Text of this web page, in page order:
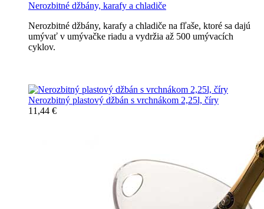
Nerozbitné džbány, karafy a chladiče
Nerozbitné džbány, karafy a chladiče na fľaše, ktoré sa dajú
umývať v umývačke riadu a vydržia až 500 umývacích
cyklov.
Nerozbitný plastový džbán s vrchnákom 2,25l, číry
11,44 €